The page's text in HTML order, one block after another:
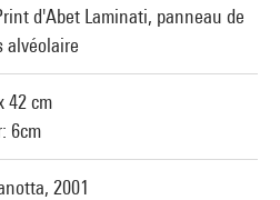
d'Abet Laminati, panneau de
alvéolaire
42 cm
6cm
2001